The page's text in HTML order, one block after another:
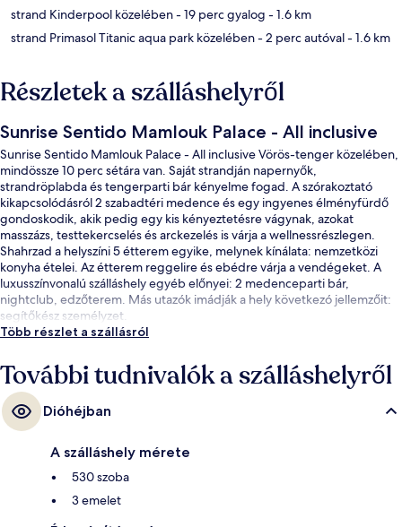
strand Kinderpool közelében- 19 perc gyalog - 1.6 km
strand Primasol Titanic aqua park közelében- 2 perc autóval- 1.6 km
Részletek a szálláshelyről
Sunrise Sentido Mamlouk Palace - All inclusive
Sunrise Sentido Mamlouk Palace - All inclusive Vörös-tenger közelében,
mindössze 10 perc sétára van. Saját strandján napernyők,
strandröplabda és tengerparti bár kényelme fogad. A szórakoztató
kikapcsolódásról 2 szabadtéri medence és egy ingyenes élményfürdő
gondoskodik, akik pedig egy kis kényeztetésre vágynak, azokat
masszázs, testtekercselés és arckezelés is várja a wellnessrészlegen.
Shahrzad a helyszíni 5 étterem egyike, melynek kínálata: nemzetközi
konyha ételei. Az étterem reggelire és ebédre várja a vendégeket. A
luxusszínvonalú szálláshely egyéb előnyei: 2 medenceparti bár,
nightclub, edzőterem. Más utazók imádják a hely következó jellemzőit:
segítőkész személyzet.
Több részlet a szállásról
További tudnivalók a szálláshelyről
Dióhéjban
A szálláshely mérete
530 szoba
3 emelet